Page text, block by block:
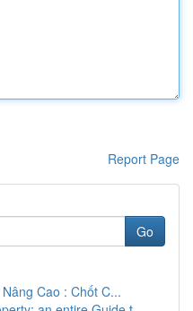
Report Page
Go
Cao : Chốt C...